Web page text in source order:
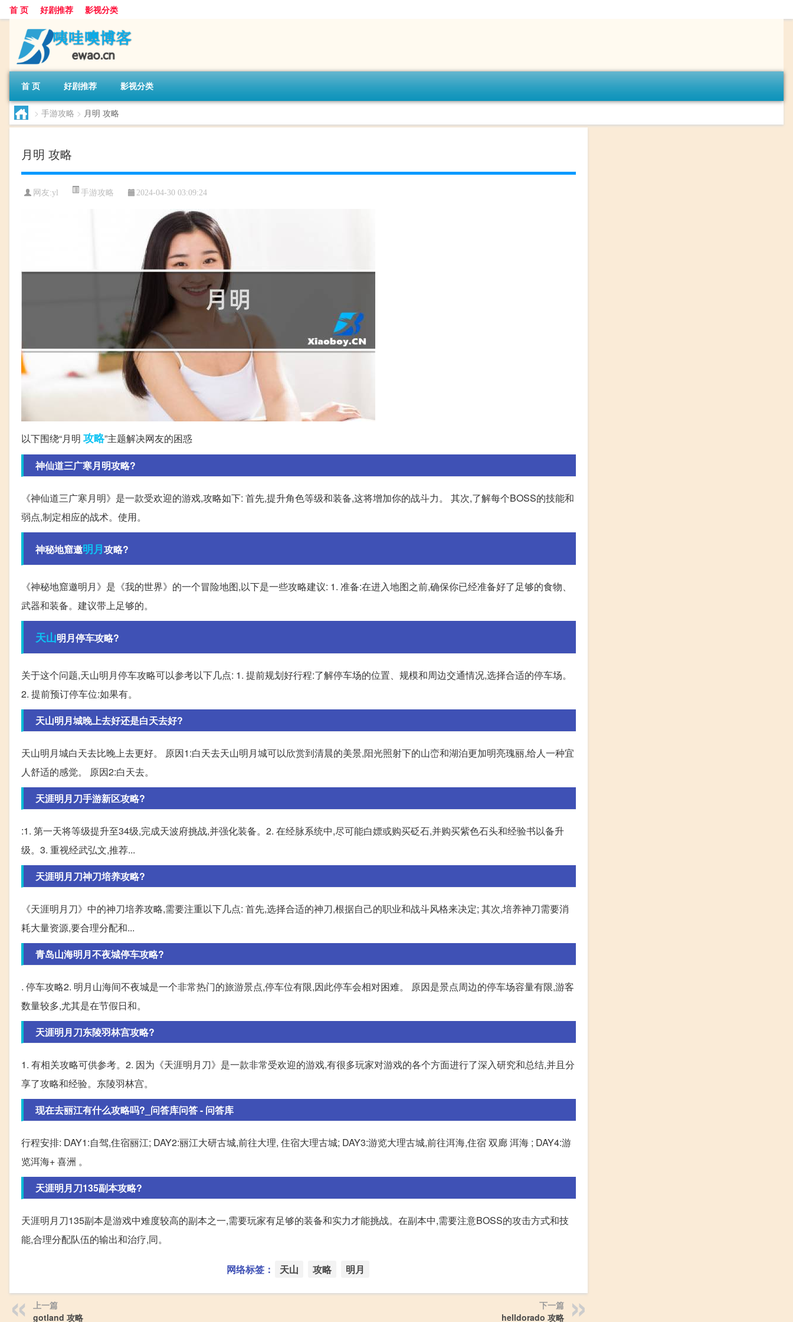
首 页 好剧推荐 影视分类
首 页 好剧推荐 影视分类
> 手游攻略 > 月明 攻略
月明 攻略
网友:yl 手游攻略 2024-04-30 03:09:24
以下围绕“月明 攻略”主题解决网友的困惑
神仙道三广寒月明攻略?
《神仙道三广寒月明》是一款受欢迎的游戏,攻略如下: 首先,提升角色等级和装备,这将增加你的战斗力。 其次,了解每个BOSS的技能和
弱点,制定相应的战术。使用。
神秘地窟邀明月攻略?
《神秘地窟邀明月》是《我的世界》的一个冒险地图,以下是一些攻略建议: 1. 准备:在进入地图之前,确保你已经准备好了足够的食物、
武器和装备。建议带上足够的。
天山明月停车攻略?
关于这个问题,天山明月停车攻略可以参考以下几点: 1. 提前规划好行程:了解停车场的位置、规模和周边交通情况,选择合适的停车场。
2. 提前预订停车位:如果有。
天山明月城晚上去好还是白天去好?
天山明月城白天去比晚上去更好。 原因1:白天去天山明月城可以欣赏到清晨的美景,阳光照射下的山峦和湖泊更加明亮瑰丽,给人一种宜
人舒适的感觉。 原因2:白天去。
天涯明月刀手游新区攻略?
:1. 第一天将等级提升至34级,完成天波府挑战,并强化装备。2. 在经脉系统中,尽可能白嫖或购买砭石,并购买紫色石头和经验书以备升
级。3. 重视经武弘文,推荐...
天涯明月刀神刀培养攻略?
《天涯明月刀》中的神刀培养攻略,需要注重以下几点: 首先,选择合适的神刀,根据自己的职业和战斗风格来决定; 其次,培养神刀需要消
耗大量资源,要合理分配和...
青岛山海明月不夜城停车攻略?
. 停车攻略2. 明月山海间不夜城是一个非常热门的旅游景点,停车位有限,因此停车会相对困难。 原因是景点周边的停车场容量有限,游客
数量较多,尤其是在节假日和。
天涯明月刀东陵羽林宫攻略?
1. 有相关攻略可供参考。2. 因为《天涯明月刀》是一款非常受欢迎的游戏,有很多玩家对游戏的各个方面进行了深入研究和总结,并且分
享了攻略和经验。东陵羽林宫。
现在去丽江有什么攻略吗?_问答库问答 - 问答库
行程安排: DAY1:自驾,住宿丽江; DAY2:丽江大研古城,前往大理, 住宿大理古城; DAY3:游览大理古城,前往洱海,住宿 双廊 洱海 ; DAY4:游
览洱海+ 喜洲 。
天涯明月刀135副本攻略?
天涯明月刀135副本是游戏中难度较高的副本之一,需要玩家有足够的装备和实力才能挑战。在副本中,需要注意BOSS的攻击方式和技
能,合理分配队伍的输出和治疗,同。
网络标签： 天山 攻略 明月
上一篇
gotland 攻略
下一篇
helldorado 攻略